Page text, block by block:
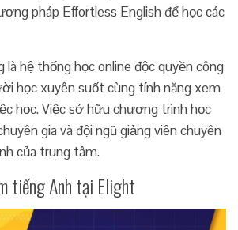
pháp Effortless English để học các
là hệ thống học online độc quyền công
học xuyên suốt cùng tính năng xem
học. Việc sở hữu chương trình học
gia và đội ngũ giảng viên chuyên
của trung tâm.
tiếng Anh tại Elight